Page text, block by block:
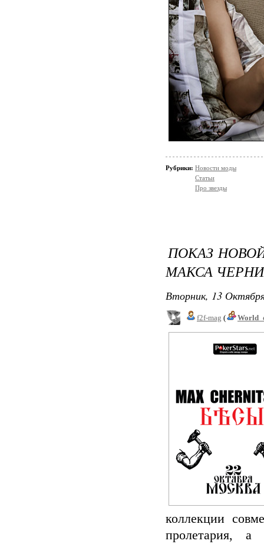
Рубрики: Новости моды
Статьи
Про звезды
ПОКАЗ
МАКСА
Вторник, 13
f2f-mag (
коллекции
пролетария,